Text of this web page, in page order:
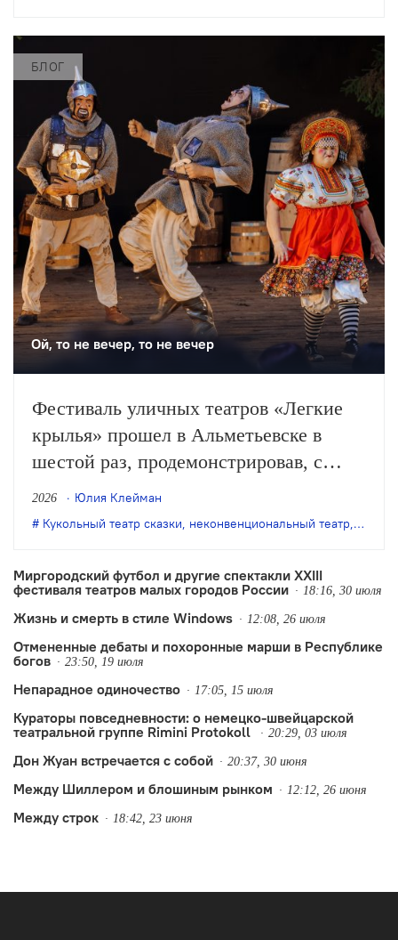
деятельность – феноменом
постоянного обновления сценического
искусства. Елена Лебедева вспоминает
главные события в истории этого
театра.
БЛОГ
Ой, то не вечер, то не вечер
Фестиваль уличных театров «Легкие
крылья» прошел в Альметьевске в
шестой раз, продемонстрировав, с
одной стороны, особое качество
выращенной фестивалем аудитории, с
тренды.
2026
Юлия Клейман
Кукольный театр сказки, неконвенциональный театр, театр
Миргородский футбол и другие спектакли XXIII
фестиваля театров малых городов России
18:16, 30 июля
Жизнь и смерть в стиле Windows 12:08, 26 июля
Отмененные дебаты и похоронные марши в Республике
богов
23:50, 19 июля
Непарадное одиночество 17:05, 15 июля
Кураторы повседневности: о немецко-швейцарской
театральной группе Rimini Protokoll
20:29, 03 июля
Дон Жуан встречается с собой 20:37, 30 июня
Между Шиллером и блошиным рынком 12:12, 26 июня
Между строк 18:42, 23 июня